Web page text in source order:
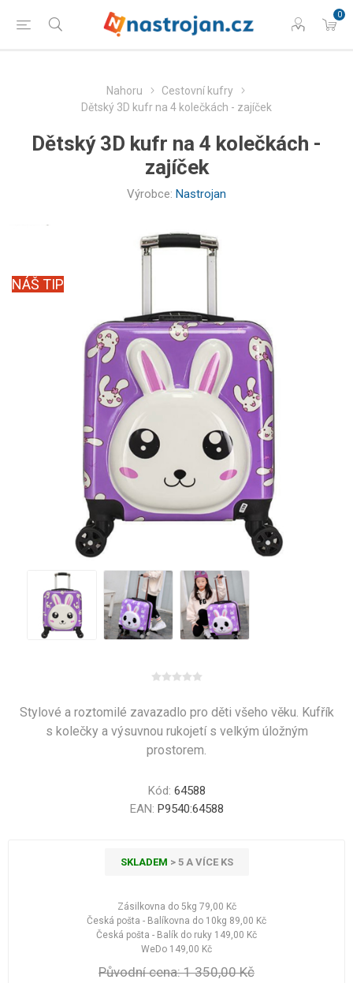
0
Nahoru
Cestovní kufry
Dětský 3D kufr na 4 kolečkách - zajíček
Dětský 3D kufr na 4 kolečkách -
zajíček
Výrobce: Nastrojan
NÁŠ TIP
Stylové a roztomilé zavazadlo pro děti všeho věku. Kufřík
s kolečky a výsuvnou rukojetí s velkým úložným
prostorem.
Kód: 64588
EAN: P9540:64588
SKLADEM > 5 A VÍCE KS
Zásilkovna do 5kg 79,00 Kč
Česká pošta - Balíkovna do 10kg 89,00 Kč
Česká pošta - Balík do ruky 149,00 Kč
WeDo 149,00 Kč
Původní cena: 1 350,00 Kč